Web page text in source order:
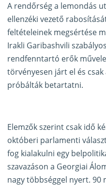
A rendőrség a lemondás
ellenzéki vezető
feltételeinek megsértése
Irakli Garibashvili
rendfenntartó erők
törvényesen járt el és
próbálták betartatni.
Elemzők szerint csak idő
októberi parlamenti
fog kialakulni egy
szavazáson a Georgiai
nagy többséggel nyert. 90